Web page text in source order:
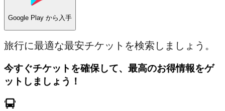
Google Play から入手
旅行に最適な最安チケットを検索しましょう。
今すぐチケットを確保して、最高のお得情報をゲ
ットしましょう！